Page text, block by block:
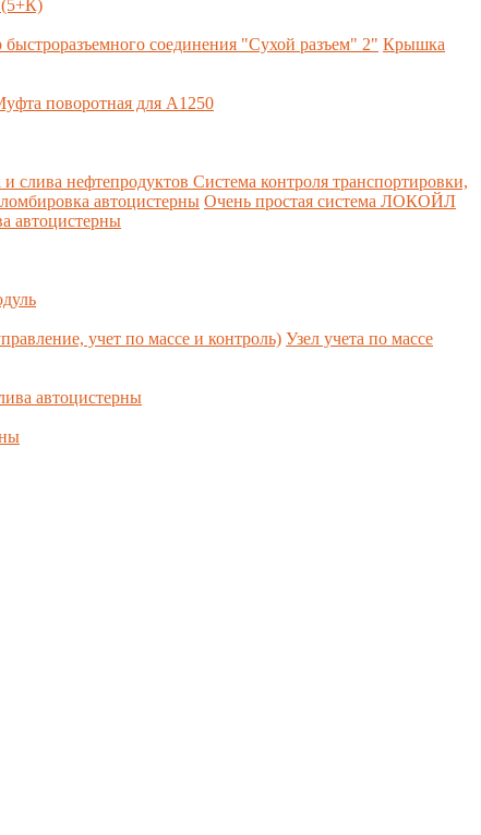
(5+К)
соединения "Сухой разъем" 2" Крышка
поворотная для А1250
слива нефтепродуктов Система контроля транспортировки,
автоцистерны Очень простая система ЛОКОЙЛ
автоцистерны
учет по массе и контроль) Узел учета по массе
автоцистерны